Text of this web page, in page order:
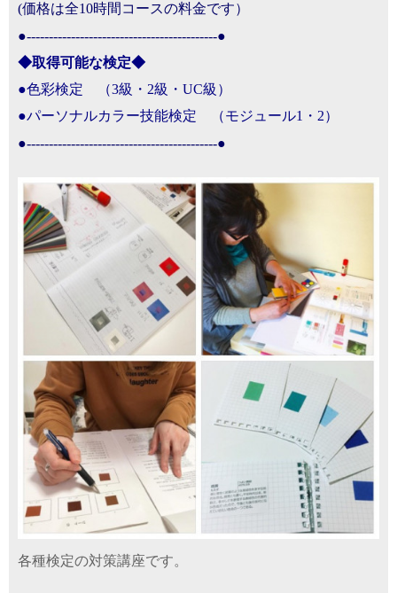
(価格は全10時間コースの料金です）
●-------------------------------------------●
◆取得可能な検定◆
●色彩検定 （3級・2級・UC級）
●パーソナルカラー技能検定 （モジュール1・2）
●-------------------------------------------●
各種検定の対策講座です。